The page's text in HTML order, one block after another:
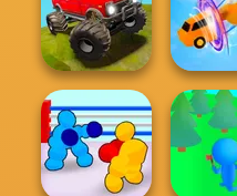
Monster Hell:
Zombie Arena
Balloon
Offroad Muddy
Trucks
Shape-